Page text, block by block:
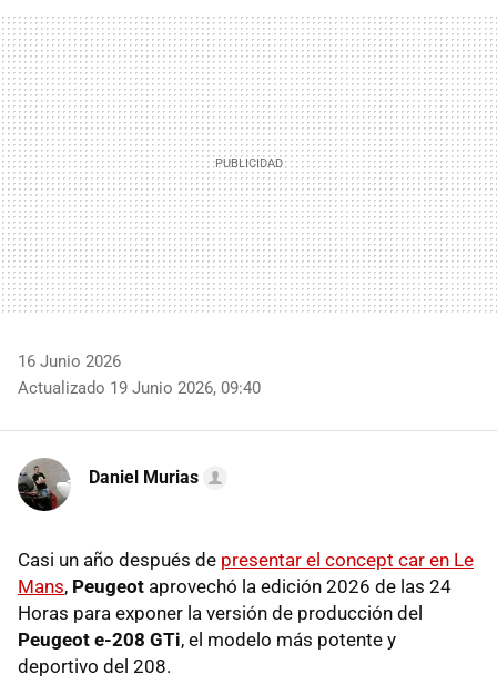
MAIL
16 Junio 2026
Actualizado 19 Junio 2026, 09:40
Daniel Murias
Casi un año después de presentar el concept car en Le
Mans, Peugeot aprovechó la edición 2026 de las 24
Horas para exponer la versión de producción del
Peugeot e-208 GTi, el modelo más potente y
deportivo del 208.